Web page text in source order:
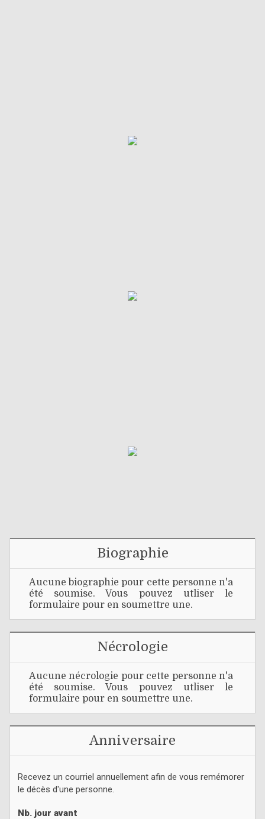
Biographie
Aucune biographie pour cette personne n'a
été soumise. Vous pouvez utliser le
formulaire pour en soumettre une.
Nécrologie
Aucune nécrologie pour cette personne n'a
été soumise. Vous pouvez utliser le
formulaire pour en soumettre une.
Anniversaire
Recevez un courriel annuellement afin de vous remémorer
le décès d'une personne.
Nb. jour avant